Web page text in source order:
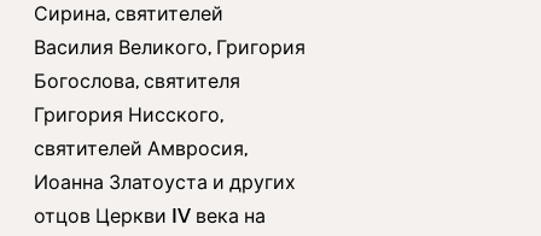
Сирина, святителей
Василия Великого, Григория
Богослова, святителя
Григория Нисского,
святителей Амвросия,
Иоанна Златоуста и других
отцов Церкви IV века на